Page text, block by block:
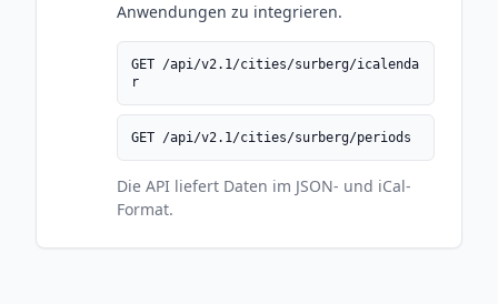
Anwendungen zu integrieren.
GET /api/v2.1/cities/surberg/icalenda
r
GET /api/v2.1/cities/surberg/periods
Die API liefert Daten im JSON- und iCal-
Format.